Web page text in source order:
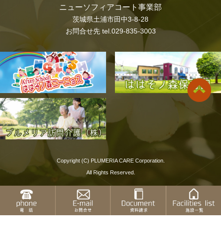
ニューソフィアコート事業部
茨城県土浦市田中3-8-28
お問合せ先 tel. 029-835-3003
Copyright (C) PLUMERIA CARE Corporation.
All Rights Reserved.